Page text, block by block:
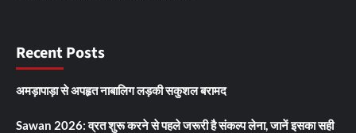
Recent Posts
अमड़ापाड़ा से अपहृत नाबालिग लड़की सकुशल बरामद
Sawan 2026: व्रत शुरू करने से पहले जरूरी है संकल्प लेना, जानें इसका सही